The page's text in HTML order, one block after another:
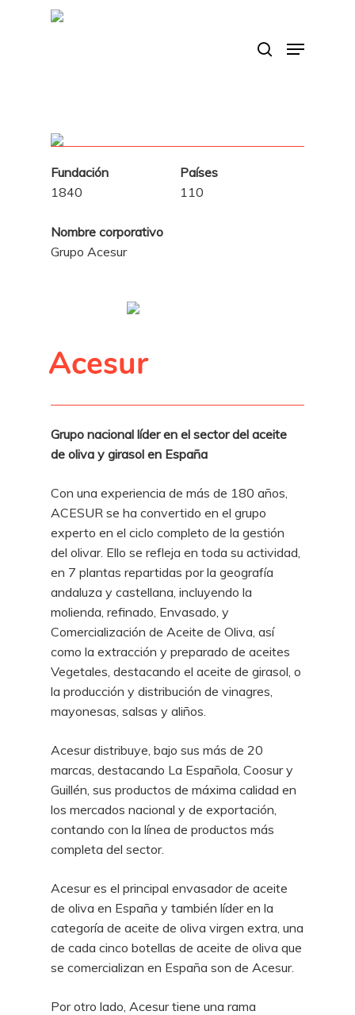
Menu
Fundación
1840
Países
110
Nombre corporativo
Grupo Acesur
Acesur
Grupo nacional líder en el sector del aceite
de oliva y girasol en España
Con una experiencia de más de 180 años,
ACESUR se ha convertido en el grupo
experto en el ciclo completo de la gestión
del olivar. Ello se refleja en toda su actividad,
en 7 plantas repartidas por la geografía
andaluza y castellana, incluyendo la
molienda, refinado, Envasado, y
Comercialización de Aceite de Oliva, así
como la extracción y preparado de aceites
Vegetales, destacando el aceite de girasol, o
la producción y distribución de vinagres,
mayonesas, salsas y aliños.
Acesur distribuye, bajo sus más de 20
marcas, destacando La Española, Coosur y
Guillén, sus productos de máxima calidad en
los mercados nacional y de exportación,
contando con la línea de productos más
completa del sector.
Acesur es el principal envasador de aceite
de oliva en España y también líder en la
categoría de aceite de oliva virgen extra, una
de cada cinco botellas de aceite de oliva que
se comercializan en España son de Acesur.
Por otro lado, Acesur tiene una rama